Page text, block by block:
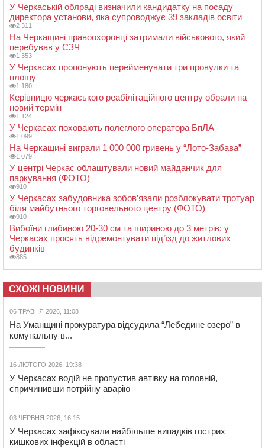
У Черкаській облраді визначили кандидатку на посаду
директора установи, яка супроводжує 39 закладів освіти
2 311
На Черкащині правоохоронці затримали військового, який
перебував у СЗЧ
1 353
У Черкасах пропонують перейменувати три провулки та
площу
1 180
Керівницю черкаського реабілітаційного центру обрали на
новий термін
1 124
У Черкасах поховають полеглого оператора БпЛА
1 099
На Черкащині виграли 1 000 000 гривень у “Лото-Забава”
1 079
У центрі Черкас облаштували новий майданчик для
паркування (ФОТО)
910
У Черкасах забудовника зобов’язали розблокувати тротуар
біля майбутнього торговельного центру (ФОТО)
910
Вибоїни глибиною 20-30 см та шириною до 3 метрів: у
Черкасах просять відремонтувати під’їзд до житлових
будинків
885
СХОЖІ НОВИНИ
06 ТРАВНЯ 2026, 11:08
На Уманщині прокуратура відсудила “Лебедине озеро” в
комунальну в...
16 ЛЮТОГО 2026, 19:38
У Черкасах водій не пропустив автівку на головній,
спричинивши потрійну аварію
03 ЧЕРВНЯ 2026, 16:15
У Черкасах зафіксували найбільше випадків гострих
кишкових інфекцій в області